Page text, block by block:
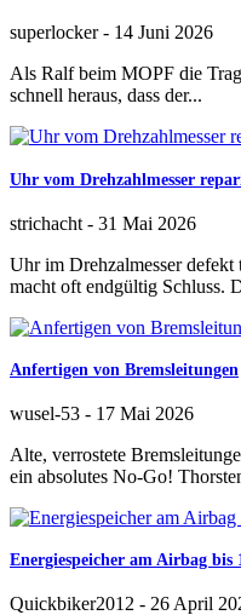
superlocker- 14 Juni 2026
Als Ralf beim MOPF die
schnell heraus, dass der...
Uhr vom Drehzahlmesser
strichacht - 31 Mai 2026
Uhr im Drehzalmesser
macht oft endgültig Schluss.
Anfertigen von Bremsleitungen
wusel-53 - 17 Mai 2026
Alte, verrostete
ein absolutes No-Go!
Energiespeicher am Airbag bis
Quickbiker2012 - 26 April